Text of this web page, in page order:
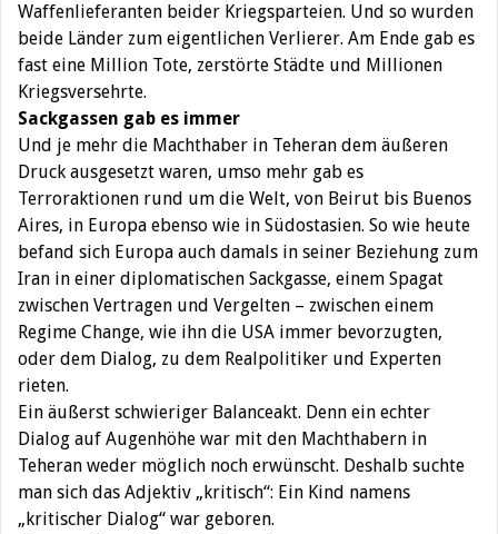
Waffenlieferanten beider Kriegsparteien. Und so wurden
beide Länder zum eigentlichen Verlierer. Am Ende gab es
fast eine Million Tote, zerstörte Städte und Millionen
Kriegsversehrte.
Sackgassen gab es immer
Und je mehr die Machthaber in Teheran dem äußeren
Druck ausgesetzt waren, umso mehr gab es
Terroraktionen rund um die Welt, von Beirut bis Buenos
Aires, in Europa ebenso wie in Südostasien. So wie heute
befand sich Europa auch damals in seiner Beziehung zum
Iran in einer diplomatischen Sackgasse, einem Spagat
zwischen Vertragen und Vergelten – zwischen einem
Regime Change, wie ihn die USA immer bevorzugten,
oder dem Dialog, zu dem Realpolitiker und Experten
rieten.
Ein äußerst schwieriger Balanceakt. Denn ein echter
Dialog auf Augenhöhe war mit den Machthabern in
Teheran weder möglich noch erwünscht. Deshalb suchte
man sich das Adjektiv „kritisch“: Ein Kind namens
„kritischer Dialog“ war geboren.